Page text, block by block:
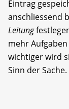
Eintrag
anschliessend
Leitung
mehr
wichtiger wird
Sinn der Sache.